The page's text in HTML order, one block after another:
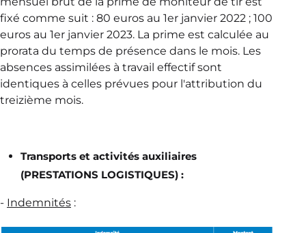
fixé comme suit : 80 euros au 1er janvier 2022 ; 100
euros au 1er janvier 2023. La prime est calculée au
prorata du temps de présence dans le mois. Les
absences assimilées à travail effectif sont
identiques à celles prévues pour l'attribution du
treizième mois.
Transports et activités auxiliaires
(PRESTATIONS LOGISTIQUES) :
- Indemnités :